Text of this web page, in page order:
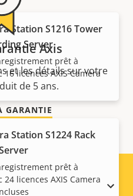
Station S1216 Tower
Server
prêt à
16 licences AXIS Camera
Station S1224 Rack
prêt à
24 licences AXIS Camera
Axis
et les détails sur votre
de 5 ans.
GARANTIE